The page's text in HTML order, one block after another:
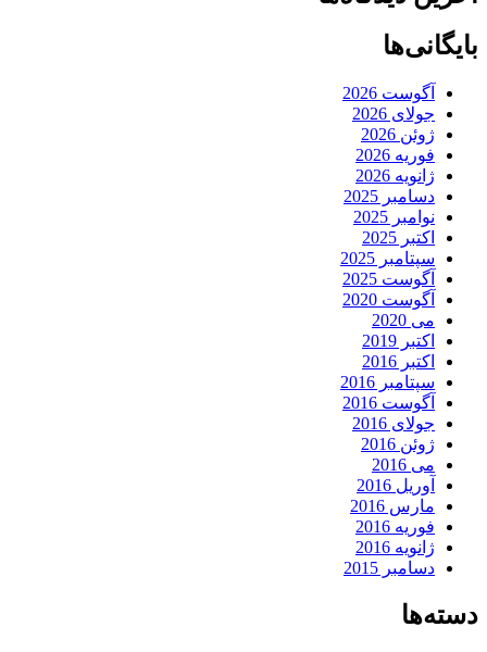
بایگانی‌ها
آگوست 2026
جولای 2026
ژوئن 2026
فوریه 2026
ژانویه 2026
دسامبر 2025
نوامبر 2025
اکتبر 2025
سپتامبر 2025
آگوست 2025
آگوست 2020
می 2020
اکتبر 2019
اکتبر 2016
سپتامبر 2016
آگوست 2016
جولای 2016
ژوئن 2016
می 2016
آوریل 2016
مارس 2016
فوریه 2016
ژانویه 2016
دسامبر 2015
دسته‌ها